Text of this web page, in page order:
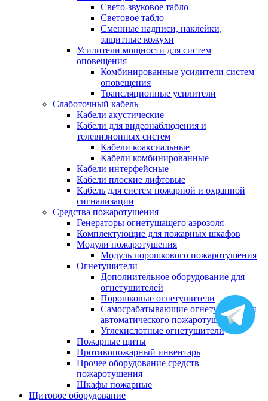
Свето-звуковое табло
Световое табло
Сменные надписи, наклейки,
защитные кожухи
Усилители мощности для систем
оповещения
Комбинированные усилители систем
оповещения
Трансляционные усилители
Слаботочный кабель
Кабели акустические
Кабели для видеонаблюдения и
телевизионных систем
Кабели коаксиальные
Кабели комбинированные
Кабели интерфейсные
Кабели плоские лифтовые
Кабель для систем пожарной и охранной
сигнализации
Средства пожаротушения
Генераторы огнетушащего аэрозоля
Комплектующие для пожарных шкафов
Модули пожаротушения
Модуль порошкового пожаротушения
Огнетушители
Дополнительное оборудование для
огнетушителей
Порошковые огнетушители
Самосрабатывающие огнетушители и
автоматического пожаротушения
Углекислотные огнетушители
Пожарные щиты
Противопожарный инвентарь
Прочее оборудование средств
пожаротушения
Шкафы пожарные
Щитовое оборудование